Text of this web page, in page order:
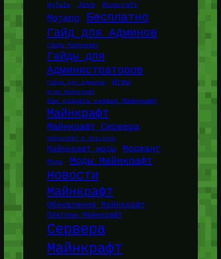
HyTale Java Minecraft
Mojang Бесплатно
Гайд для Админов
Гайды Майнкрафт
Гайды для
Администраторов
Гайды для админов Игры
Игры Майнкрафт
Как создать сервер Майнкрафт
Майнкрафт
Майнкрафт Сервера
Майнкрафт в браузере
Майнкрафт моды Моджанг
Моды Моды Майнкрафт
Новости
Майнкрафт
Обновления Майнкрафт
Плагины Майнкрафт
Сервера
Майнкрафт